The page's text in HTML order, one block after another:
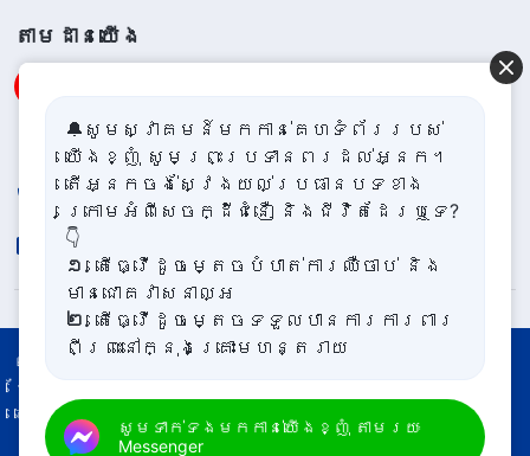
តាម​ដាន​យើង​
ទំនាក់​ទំនង​យើង​ខ្ញុំ
+855-87-815-261
contact.km@godfootsteps.org
លក្ខខណ្ឌ​ប្រើប្រាស់​
គោលការណ៍ឯកជនភាព
ថ្លែងអំណរគុណចំពោះ
គោលការណ៍ប្រើប្រាស់ Cookies
រក្សាសិទ្ធិ © ឆ្នាំ២០២៤
🔔សូមស្វាគមន៍មកកាន់គេហទំព័ររបស់
យើងខ្ញុំ សូមព្រះប្រទានពរដល់អ្នក។
តើអ្នកចង់ស្វែងយល់ប្រធានបទខាង
ក្រោមអំពីសេចក្ដីជំនឿ និងជីវិតដែរឬទេ?
👇
១. តើធ្វើដូចម្តេចបំបាត់ការឈឺចាប់ និង
មានជោគវាសនាល្អ
២. តើធ្វើដូចម្តេចទទួលបានការការពារ
ពីព្រះនៅក្នុងគ្រោះមហន្តរាយ
ពេលការងារមមាញឹក
៤.តើធ្វើដូចម្តេចស្វាគមន៍ការយាងមក
សូមទាក់ទងមកកាន់យើងខ្ញុំ តាមរយៈ
Messenger